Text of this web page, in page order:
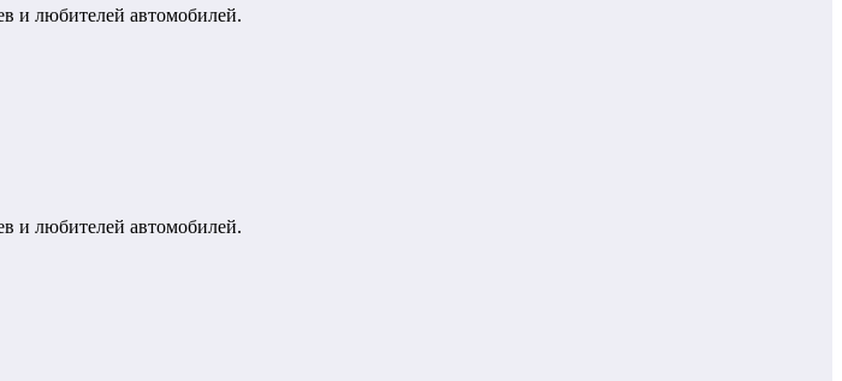
и любителей автомобилей.
и любителей автомобилей.